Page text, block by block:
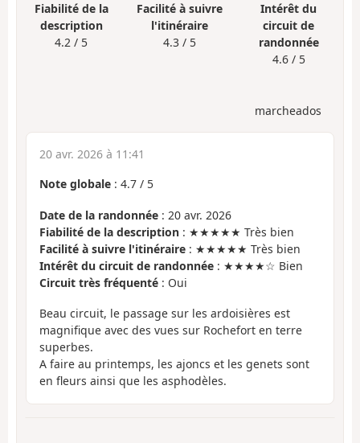
Fiabilité de la
description
4.2 / 5
Facilité à suivre
l'itinéraire
4.3 / 5
Intérêt du
circuit de
randonnée
4.6 / 5
marcheados
20 avr. 2026 à 11:41
Note globale : 4.7 / 5
Date de la randonnée : 20 avr. 2026
Fiabilité de la description : ★★★★★ Très bien
Facilité à suivre l'itinéraire : ★★★★★ Très bien
Intérêt du circuit de randonnée : ★★★★☆ Bien
Circuit très fréquenté : Oui
Beau circuit, le passage sur les ardoisières est
magnifique avec des vues sur Rochefort en terre
superbes.
A faire au printemps, les ajoncs et les genets sont
en fleurs ainsi que les asphodèles.